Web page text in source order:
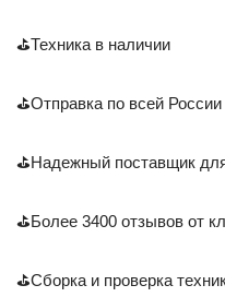
⛳Техника в наличии
⛳Отправка по всей России
⛳Надежный поставщик
⛳Более 3400 отзывов от
⛳Сборка и проверка